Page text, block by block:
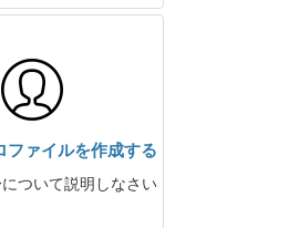
ファイルを作成する
ついて説明しなさい